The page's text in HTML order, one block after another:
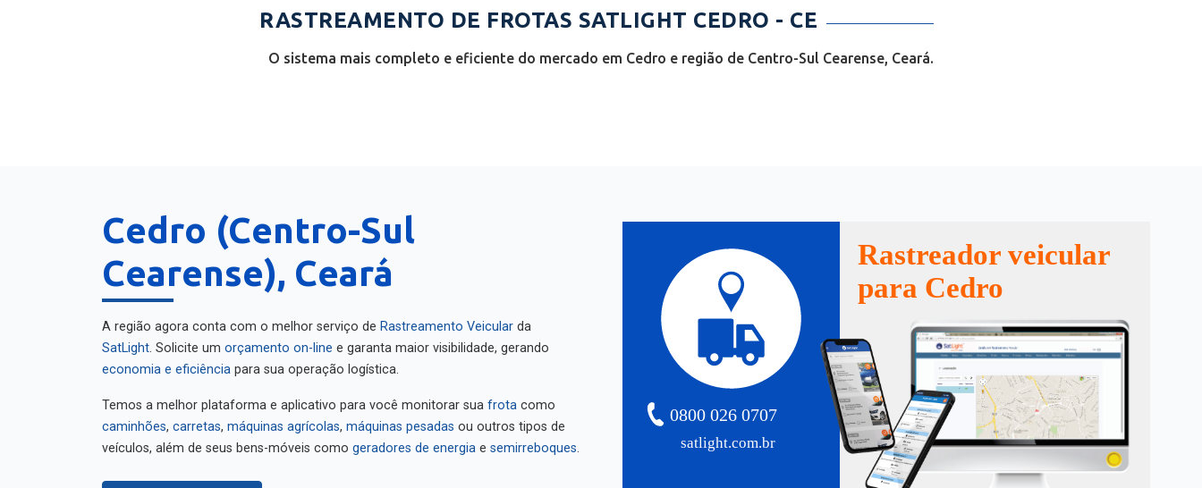
RASTREAMENTO DE FROTAS SATLIGHT CEDRO - CE
O sistema mais completo e eficiente do mercado em Cedro e região de Centro-Sul Cearense, Ceará.
Cedro (Centro-Sul
Cearense), Ceará
A região agora conta com o melhor serviço de Rastreamento Veicular da
SatLight . Solicite um orçamento on-line e garanta maior visibilidade, gerando
economia e eficiência para sua operação logística.
Temos a melhor plataforma e aplicativo para você monitorar sua frota como
caminhões carretas máquinas agrícolas máquinas pesadas ou outros tipos de
veículos, além de seus bens-móveis como geradores de energia e semirreboques satlight.com.br
0800 026 0707
Rastreador veicular
para Cedro